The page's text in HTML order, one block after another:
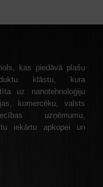
kas piedāvā plašu
klāstu, kura
uz nanotehnoloģiju
komercēku, valsts
uzņēmumu,
iekārtu apkopei un